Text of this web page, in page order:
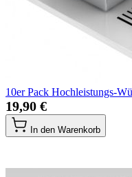
10er Pack Hochleistungs-
19,90 €
In den Warenkorb